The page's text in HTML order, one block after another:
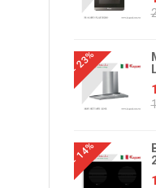
- 23%
- 14%